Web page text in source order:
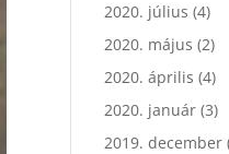
2020. július (4)
2020. május (2)
2020. április (4)
2020. január (3)
2019. december